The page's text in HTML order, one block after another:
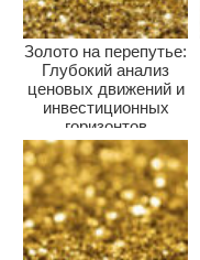
Золото на перепутье:
Глубокий анализ
ценовых движений и
инвестиционных
горизонтов